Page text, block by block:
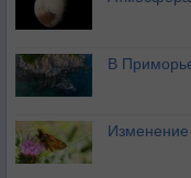
В
Изменение